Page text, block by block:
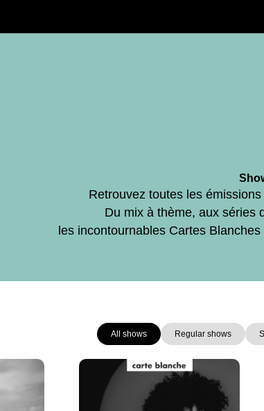
Retrouvez toutes les
Du mix à thème, aux séries
les incontournables Cartes
All shows Regular shows
PagePage